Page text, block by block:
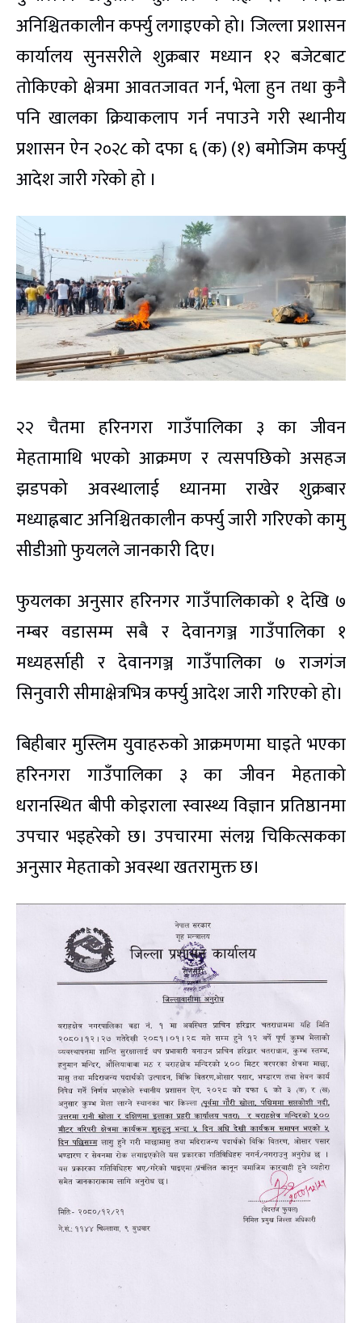
अनिश्चितकालीन कर्फ्यु लगाइएको हो। जिल्ला प्रशासन
कार्यालय सुनसरीले शुक्रबार मध्यान १२ बजेटबाट
तोकिएको क्षेत्रमा आवतजावत गर्न, भेला हुन तथा कुनै
पनि खालका क्रियाकलाप गर्न नपाउने गरी स्थानीय
प्रशासन ऐन २०२८ को दफा ६ (क) (१) बमोजिम कर्फ्यु
आदेश जारी गरेको हो ।
२२ चैतमा हरिनगरा गाउँपालिका ३ का जीवन
मेहतामाथि भएको आक्रमण र त्यसपछिको असहज
झडपको अवस्थालाई ध्यानमा राखेर शुक्रबार
मध्याह्नबाट अनिश्चितकालीन कर्फ्यु जारी गरिएको कामु
सीडीआो फुयलले जानकारी दिए।
फुयलका अनुसार हरिनगर गाउँपालिकाको १ देखि ७
नम्बर वडासम्म सबै र देवानगञ्ज गाउँपालिका १
मध्यहर्साही र देवानगञ्ज गाउँपालिका ७ राजगंज
सिनुवारी सीमाक्षेत्रभित्र कर्फ्यु आदेश जारी गरिएको हो।
बिहीबार मुस्लिम युवाहरुको आक्रमणमा घाइते भएका
हरिनगरा गाउँपालिका ३ का जीवन मेहताको
धरानस्थित बीपी कोइराला स्वास्थ्य विज्ञान प्रतिष्ठानमा
उपचार भइहरेको छ। उपचारमा संलग्न चिकित्सकका
अनुसार मेहताको अवस्था खतरामुक्त छ।